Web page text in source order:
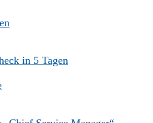
in 5 Tagen